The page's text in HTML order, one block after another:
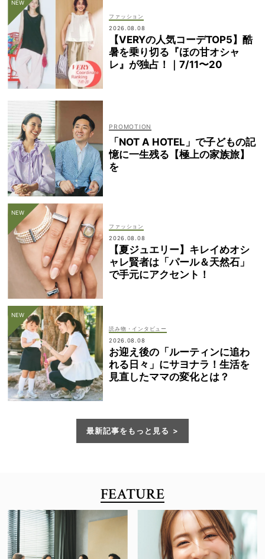
ファッション
2026.08.08
【VERYの人気コーデTOP5】酷
暑を乗り切る『ほの甘オシャ
レ』が独占！｜7/11〜20
「NOT A HOTEL」で子どもの記
憶に一生残る【極上の家族旅】
を
ファッション
2026.08.08
【夏ジュエリー】キレイめオシ
ャレ賢者は「パール＆天然石」
で手元にアクセント！
読み物・インタビュー
2026.08.08
お迎え後の「ルーティンに追わ
れる日々」にサヨナラ！生活を
見直したママの変化とは？
最新記事をもっと見る
FEATURE